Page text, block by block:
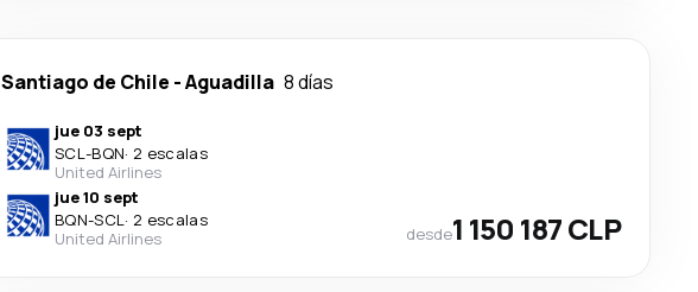
Santiago de Chile -Aguadilla 8 días
jue 03 sept
SCL-BQN· 2 escalas
United Airlines
jue 10 sept
BQN-SCL· 2 escalas
United Airlines
desde1 150 187 CLP